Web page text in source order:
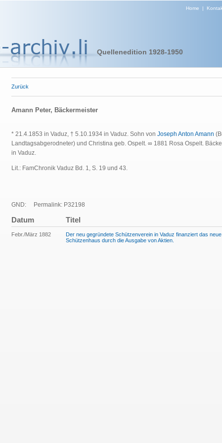
Home |
Quellenedition 1928-1950
Zurück
Amann Peter, Bäckermeister
* 21.4.1853 in Vaduz, † 5.10.1934 in Vaduz. Sohn von Joseph Anton Amann
Landtagsabgerodneter) und Christina geb. Ospelt. ∞ 1881 Rosa Ospelt.
in Vaduz.
Lit.: FamChronik Vaduz Bd. 1, S. 19 und 43.
GND: Permalink: P32198
Datum Titel
Febr./März 1882
Der neu gegründete Schützenverein in Vaduz finanziert das neue
Schützenhaus durch die Ausgabe von Aktien.